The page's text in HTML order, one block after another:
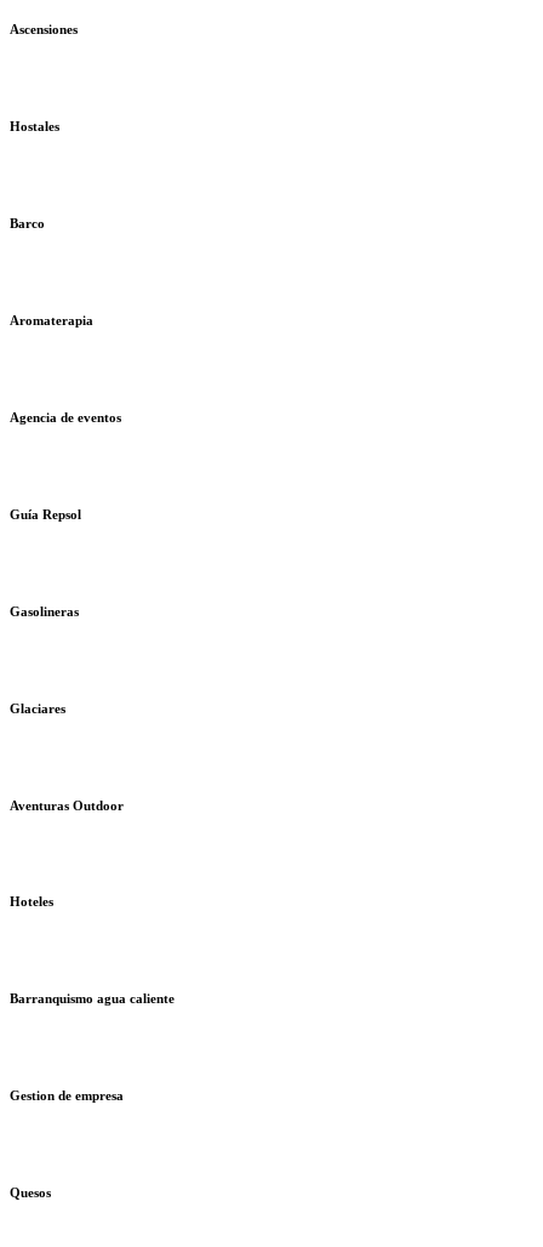
Ascensiones
Hostales
Barco
Aromaterapia
Agencia de eventos
Guía Repsol
Gasolineras
Glaciares
Aventuras Outdoor
Hoteles
Barranquismo agua caliente
Gestion de empresa
Quesos